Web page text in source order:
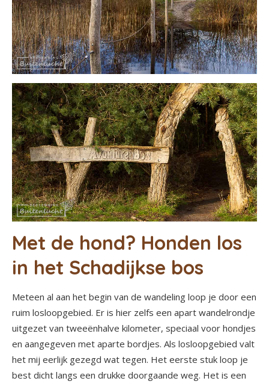
Met de hond? Honden los
in het Schadijkse bos
Meteen al aan het begin van de wandeling loop je door een
ruim losloopgebied. Er is hier zelfs een apart wandelrondje
uitgezet van tweeënhalve kilometer, speciaal voor hondjes
en aangegeven met aparte bordjes. Als losloopgebied valt
het mij eerlijk gezegd wat tegen. Het eerste stuk loop je
best dicht langs een drukke doorgaande weg. Het is een